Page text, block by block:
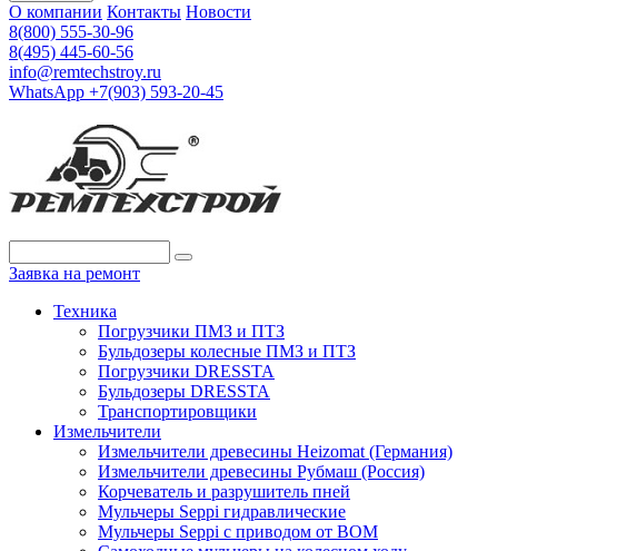
О компании Контакты Новости
8(800) 555-30-96
8(495) 445-60-56
info@remtechstroy.ru
WhatsApp +7(903) 593-20-45
Заявка на ремонт
Техника
Погрузчики ПМЗ и ПТЗ
Бульдозеры колесные ПМЗ и ПТЗ
Погрузчики DRESSTA
Бульдозеры DRESSTA
Транспортировщики
Измельчители
Измельчители древесины Heizomat (Германия)
Измельчители древесины Рубмаш (Россия)
Корчеватель и разрушитель пней
Мульчеры Seppi гидравлические
Мульчеры Seppi с приводом от ВОМ